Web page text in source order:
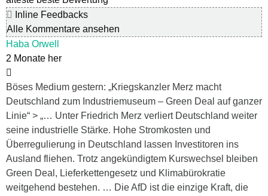
Inline Feedbacks
Alle Kommentare ansehen
Haba Orwell
2 Monate her
Böses Medium gestern: „Kriegskanzler Merz macht
Deutschland zum Industriemuseum – Green Deal auf ganzer
Linie“ > „… Unter Friedrich Merz verliert Deutschland weiter
seine industrielle Stärke. Hohe Stromkosten und
Überregulierung in Deutschland lassen Investitoren ins
Ausland fliehen. Trotz angekündigtem Kurswechsel bleiben
Green Deal, Lieferkettengesetz und Klimabürokratie
weitgehend bestehen. … Die AfD ist die einzige Kraft, die